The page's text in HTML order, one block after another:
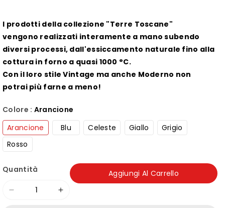
I prodotti della collezione "Terre Toscane"
vengono realizzati interamente a mano subendo
diversi processi, dall'essiccamento naturale fino alla
cottura in forno a quasi 1000 °C.
Con il loro stile Vintage ma anche Moderno non
potrai più farne a meno!
Colore : Arancione
Arancione
Blu Celeste Giallo
Grigio
Rosso
Quantità
Diminuisci
Aumenta
Aggiungi Al Carrello